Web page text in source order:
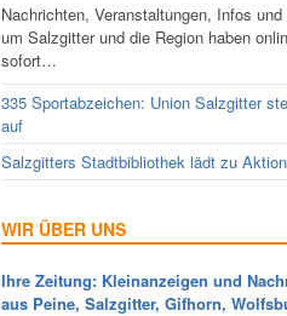
Nachrichten, Veranstaltungen, Infos
um Salzgitter und die Region haben
sofort…
335 Sportabzeichen: Union Salzgitter
auf
Salzgitters Stadtbibliothek lädt zu
WIR ÜBER UNS
Ihre Zeitung: Kleinanzeigen und
aus Peine, Salzgitter, Gifhorn,